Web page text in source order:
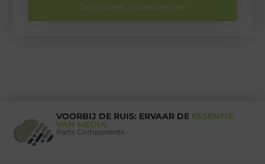
Zie andere onderwerpen
VOORBIJ DE RUIS: ERVAAR DE ESSENTIE
VAN MEDIA.
Parts Components